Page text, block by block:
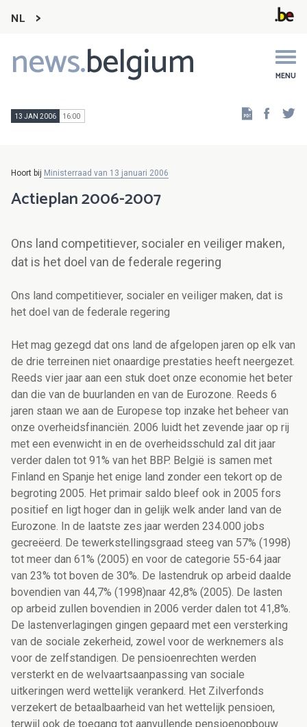
NL
news.belgium MENU
Main
navigation
13 JAN 2006 16:00
Hoort bij Ministerraad van 13 januari 2006
Actieplan 2006-2007
Ons land competitiever, socialer en veiliger maken,
dat is het doel van de federale regering
Ons land competitiever, socialer en veiliger maken, dat is
het doel van de federale regering
Het mag gezegd dat ons land de afgelopen jaren op elk van de drie terreinen niet onaardige prestaties heeft neergezet. Reeds vier jaar aan een stuk doet onze economie het beter dan die van de buurlanden en van de Eurozone. Reeds 6 jaren staan we aan de Europese top inzake het beheer van onze overheidsfinanciën. 2006 luidt het zevende jaar op rij met een evenwicht in en de overheidsschuld zal dit jaar verder dalen tot 91% van het BBP. België is samen met Finland en Spanje het enige land zonder een tekort op de begroting 2005. Het primair saldo bleef ook in 2005 fors positief en ligt hoger dan in gelijk welk ander land van de Eurozone. In de laatste zes jaar werden 234.000 jobs gecreëerd. De tewerkstellingsgraad steeg van 57% (1998) tot meer dan 61% (2005) en voor de categorie 55-64 jaar van 23% tot boven de 30%. De lastendruk op arbeid daalde bovendien van 44,7% (1998)naar 42,8% (2005). De lasten op arbeid zullen bovendien in 2006 verder dalen tot 41,8%. De lastenverlagingen gingen gepaard met een versterking van de sociale zekerheid, zowel voor de werknemers als voor de zelfstandigen. De pensioenrechten werden versterkt en de welvaartsaanpassing van sociale uitkeringen werd wettelijk verankerd. Het Zilverfonds verzekert de betaalbaarheid van het wettelijk pensioen, terwijl ook de toegang tot aanvullende pensioenopbouw werd gestimuleerd. De oprichting van de Kruispuntbank Ondernemingen en de ondernemingsloketten vergemakkelijken het opstarten van een onderneming. Zowel BIAC als Belgacom bereikten een nieuw stadium in hun ontwikkeling in een internationaal zeer concurrentiële omgeving en werden respectievelijk geprivatiseerd en naar de beurs gebracht. De NMBS is door haar herstructurering en het afsluiten van de beheerscontracten, voorbereid zowel op het opengaan van de spoormarkt als op het heroveren van marktaandeel met als doel de bevrediging van de belangen van haar cliënten in het kader van een globale en duurzame mobiliteitsstrategie. De politiehervorming werpt haar vruchten af en de modernisering van Justitie kreeg een belangrijke impuls. Het Federaal Voedselagentschap staat model in Europa voor de bewaking van onze voedselketen. De verkeerswet heeft haar effect op het rijgedrag en het aantal verkeersongevallen niet gemist. De federale regering werkte samen met de gewestregeringen een ambitieus Kyotoplan uit. België was een voortrekker in het verzet tegen de operatie in Irak, maar vervolgens ook in het verbeteren van de transatlantische dialoog. In de strijd tegen het terrorisme nam België mee het voortouw in het pacificatieproces in Afghanistan of de goedkeuring van het Europees aanhoudingsmandaat vlak na de aanslagen op het WTC in NY. België is en blijft een drijvende kracht in het Europees integratieproces. Inzake ontwikkelingssamenwerking werden nieuwe stappen gezet in de richting van de 0.7% BBP. Ook het voorbije jaar zette de regering haar koers verder. Ze voerde een innovatie door in de vennootschapsbelasting door voor eigen vermogen vanaf 2006 een fiscale aftrek toe te staan, zoals die bestaat voor intresten op leningen. Dit stelsel zal de financieringscapaciteit van onze ondernemingen versterken maar ons land ook aantrekkelijker maken voor buitenlandse investeerders. Tegelijkertijd resulteerden de besprekingen van de regering met de sociale partners, die gedurende het ganse jaar 2005 werden gevoerd, in het Generatiepact, dat een nodige stap is in het verhogen van de activiteitsgraad van de oudere werknemers. Ook werden belangrijke stappen genomen om de combinatie werk-gezin te verzoenen, onder meer door een reglementair kader voor telewerk alsook via de uitbreiding van het ouderschapsverlof. Ook werden concrete maatregelen genomen ten voordele van de jongerentewerkstelling, van onderzoek en ontwikkeling en werd een financieringsmechanisme uitgewerkt voor de welvaartsaanpassing van de uitkeringen conform het stijgingspercentage uitgewerkt door de Vergrijzingscommissie, door een uitbreiding van de financieringsbasis onder meer via een groter aandeel in de roerende inkomsten en door een verhoging van de alternatieve financiering. Het herwaarderingstraject van de oudste pensioenen met 2% werd voortgezet. De stempelcontrole werd afgeschaft. De e-ID werd verder uitgebouwd. Het budget voor de civiele veiligheid werd met 15% opgetrokken. De uitgaven in de gezondheidszorg werden beheerst en deze oefening toont dat ons fel gewaardeerd systeem van gezondheidszorgen een lange toekomst heeft. De Post heeft een strategisch partnership met een Deense partner afgesloten om haar moderniseringsinspanningen te versterken om beter gewapend te zijn in de toegenomen concurrentiestrijd in de sector. Daarbij wordt gewaakt over het garanderen van een kwalitatief aanbod aan alle burgers, waar ze ook wonen. Naar aanleiding van het overnamebod van Suez op Electrabel bekwam de overheid vanwege Suez garanties inzake Belgische verankering alsook bijkomende inspanningen voor een verdere vrijmaking van de energiemarkt. De modernisering van het effectenrecht vertaalde zich in een kalender ter opheffing van de titels aan toonder en de invoering van gedematerialiseerde effecten. Via een tegemoetkoming aan de burgers en de collectieve structuren werd de stijging van de energiefactuur door de hoge olieprijs verzacht. Tegelijkertijd werden energiebesparende maatregelen genomen, zoals de verhoging van de aftrek voor investeringen in energiebesparing of de oprichting van een fonds ter reductie van de globale energiekost. Een interministerieel commissiariaat voor aviaire influenza werd opgericht. De pas goedgekeurde BOM-wet zal onze diensten beter wapenen in hun strijd tegen het terrorisme en de georganiseerde criminaliteit en de wapenwet verhoogt de controle op het wapencircuit. Tevens werd de asielprocedure vereenvoudigd met het oog op een betere garantie van de rechten van asielzoekers, aanpassing van de regels inzake gezinshereniging en de strafbaarstelling van schijnhuwelijken, de installatie van een nieuwe administratieve jurisdictie voor het vreemdelingencontentieux en de hervorming van de Raad van State, met in het bijzonder de invoering van een mandaatsysteem voor de korpsoversten, alsook van maatregelen om de gerechtelijke achterstand in te halen. Ook in 2006 heeft de regering veel werk te doen. Eerst en vooral zal dit jaar nog een heel aantal eerder genomen beslissingen, zoals aangekondigd in de beleidsverklaring worden uitgevoerd. Een greep uit het lijstje, dat allesbehalve exhaustief is: de korting op de gasfactuur, de versterking van het sociaal stookoliefonds, de uitvoering van de pax electrica, de invoering van de belasting op de niet-benutte sites, de operationalisering van de biobrandstoffen, de verdere uitvoering van het generatiepact, zoals een akkoord tussen de sociale partners over de gelijkgestelde periodes en de zware beroepen, de uitvoering van de maatregelen ten gunste van de jongerentewerkstelling, de volgende stap in de welvaartsvastheid van de uitkeringen (onder meer de welvaartsvastheid van de laagste uitkeringen), de versoepeling van de administratieve verplichtingen voor buitenlandse kenniswerkers, gekoppeld aan de sterkere controle op de illegale arbeid, de opvolging van de korting op de bedrijfsvoorheffing voor onderzoekers (65% voor universiteiten, 25% voor burgerlijk ingenieurs en doctorandi en 50% voor bedrijven die samenwerken met erkende onderzoekscentra), de fiscale regularisatie, de fusie van de FIM en de FPM, de hervorming van de CREG, de administratieve vereenvoudiging voor de bouwsector, het waken via een rigoureuze monitoring over het begrotingsevenwicht in 2006 en het voorbereiden van een overschot in 2007, de uitvoering van het nieuwe medico-mut-akkoord,de oprichting van het geneesmiddelenagentschap, de vergoeding van de medische ongevallen... Tal van maatregelen waarvan de meeste reeds in de programmawet, de wet diverse bepalingen en de generatiepactwet een grondslag hebben gekregen. Om de werking van justitie structureel te verbeteren staan onder meer het Themisplan, de verdere ontplooiing van het informatiseringsproject Phenix, de installatie van de eerste strafuitvoeringsrechtbanken, een verbetering van de verblijfsomstandigheden voor de gevangenen en de arbeidsvoorwaarden van het gevangenispersoneel, maatregelen tegen de overbevolking van de gevangenissen alsook de strijd tegen de gerechtelijke achterstand door een actievere rol van de rechter bovenaan de agenda. De toegang tot het gerecht zal worden vergemakkelijkt door de burgers aan te moedigen om een rechtsbijstandsverzekering af te sluiten en op die wijze de toegang tot juridische hulp voor de minstbedeelden te verbreden. Ook wat betreft de politie staan enkele structurele hervormingen op stapel, zoals de vereenvoudiging van de structuur van de federale politie, de verdere operationalisering van de doelstelling om drie duizend agenten meer op straat te krijgen, de aanpak van illegale drugs en de valorisering van het lokaal veiligheidsbeleid. Dit jaar zal de CODA operationeel worden, hetgeen een belangrijke factor is in de strijd tegen het internationaal terrorisme. Op het vlak van het buitenlands beleid neemt België in 2006 voorzitterschap van het OVSE waar en zal België verder steun verlenen opdat het Transitieproces in de DRC tot een goed einde wordt gebracht. België zal verder zijn bijdrage leveren aan militaire en civiele operaties in het buitenland die de stabiliteit in het buitenland ten goede komen. 2006 zal opnieuw in het teken staan van de modernisering van defensie. Voor het einde van de maand zal de regering overgaan tot de aankoop van de AIV's, later dit jaar volgen de steunhelicopters, waarmee het plan modernisering van de strijdkrachten volledig is gerealiseerd, en voorts zal in 2006 het Gemengde Loopbaan Concept worden uitgewerkt. Hoewel de agenda voor het komende jaar dus reeds goed gevuld is, wil de regering in 2006 nog enkele stappen verder gaan op de weg naar een meer competitieve en sociale s